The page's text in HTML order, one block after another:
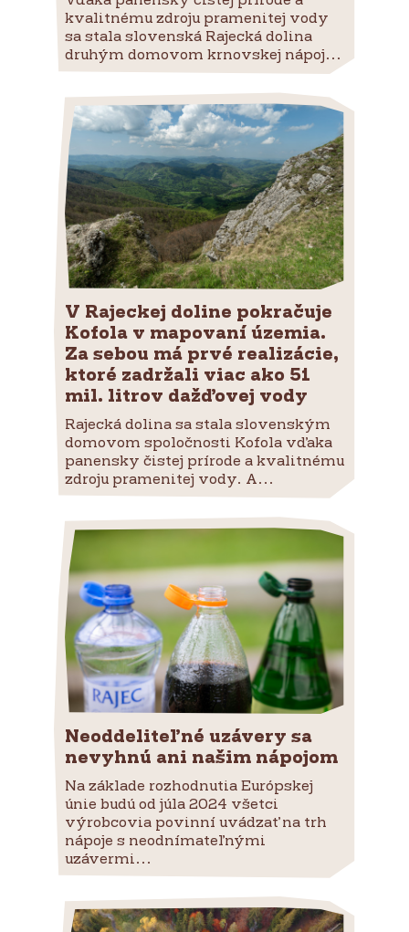
kvalitnému zdroju pramenitej vody
sa stala slovenská Rajecká dolina
druhým domovom krnovskej nápoj...
V Rajeckej doline pokračuje
Kofola v mapovaní územia.
Za sebou má prvé realizácie,
ktoré zadržali viac ako 51
mil. litrov dažďovej vody
Rajecká dolina sa stala slovenským
domovom spoločnosti Kofola vďaka
panensky čistej prírode a kvalitnému
zdroju pramenitej vody. A...
Neoddeliteľné uzávery sa
nevyhnú ani našim nápojom
Na základe rozhodnutia Európskej
únie budú od júla 2024 všetci
výrobcovia povinní uvádzať na trh
nápoje s neodnímateľnými
uzávermi...